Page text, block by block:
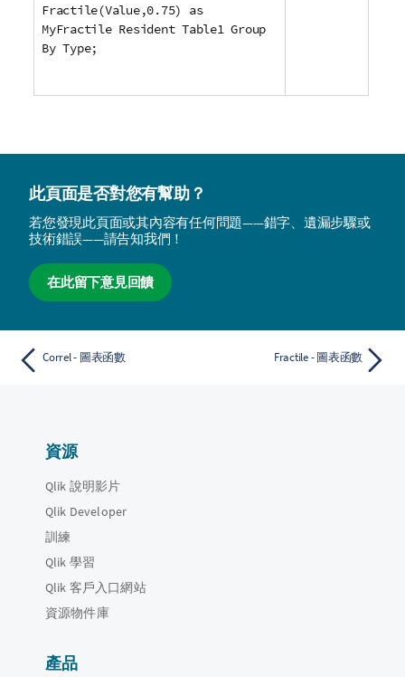
Fractile(Value,0.75) as
MyFractile Resident Table1 Group
By Type;
此頁面是否對您有幫助？
若您發現此頁面或其內容有任何問題——錯字、遺漏步驟或
技術錯誤——請告知我們！
在此留下意見回饋
Correl - 圖表函數 Fractile - 圖表函數
資源
Qlik 說明影片
Qlik Developer
訓練
Qlik 學習
Qlik 客戶入口網站
資源物件庫
產品